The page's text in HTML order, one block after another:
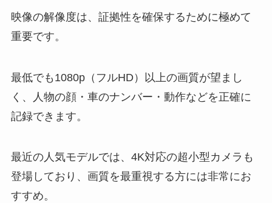
映像の解像度は、証拠性を確保するために極めて
重要です。
最低でも1080p（フルHD）以上の画質が望まし
く、人物の顔・車のナンバー・動作などを正確に
記録できます。
最近の人気モデルでは、4K対応の超小型カメラも
登場しており、画質を最重視する方には非常にお
すすめ。